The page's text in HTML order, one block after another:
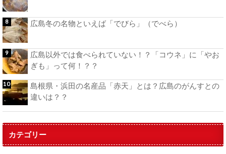
広島冬の名物といえば「でびら」（でべら）
広島以外では食べられていない！？「コウネ」に「やお
ぎも」って何！？？
島根県・浜田の名産品「赤天」とは？広島のがんすとの
違いは？？
カテゴリー